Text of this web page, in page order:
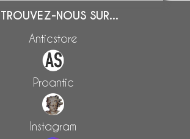
NOUS SUR...
Anticstore
Proantic
Instagram